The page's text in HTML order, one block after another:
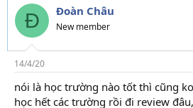
Đ Đoàn Châu
New member
14/4/20
nói là học trường nào tốt thì cũng
học hết các trường rồi đi review